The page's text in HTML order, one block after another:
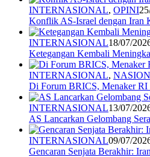
INTERNASIONAL, OPINI
Konflik AS-Israel dengan Iran
INTERNASIONAL18/07/
Ketegangan Kembali
INTERNASIONAL,
Di Forum BRICS, Menaker
INTERNASIONAL13/07/
AS Lancarkan Gelombang
INTERNASIONAL09/07/
Gencaran Senjata Berakhir: